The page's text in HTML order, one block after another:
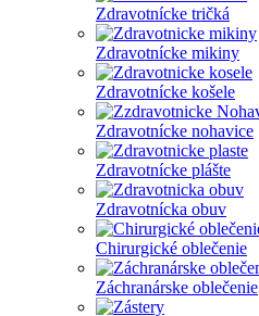
Zdravotnícke tričká
Zdravotnícke mikiny
Zdravotnícke košele
Zdravotnícke nohavice
Zdravotnícke plášte
Zdravotnícka obuv
Chirurgické oblečenie
Záchranárske oblečenie